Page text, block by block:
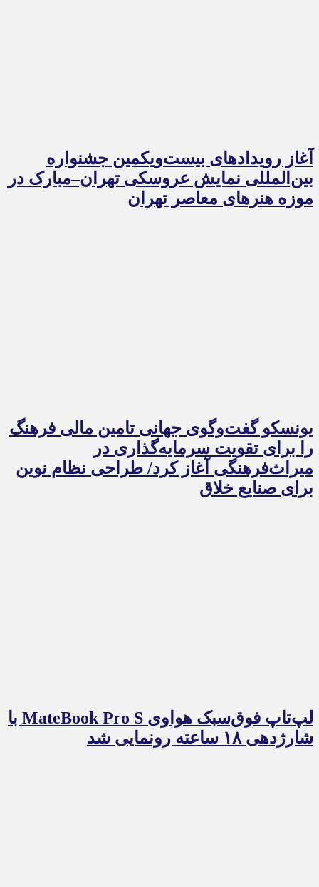
آغاز رویدادهای بیست‌ویکمین جشنواره
بین‌المللی نمایش عروسکی تهران–مبارک در
موزه هنرهای معاصر تهران
یونسکو گفت‌وگوی جهانی تامین مالی فرهنگ
را برای تقویت سرمایه‌گذاری در
میراث‌فرهنگی آغاز کرد/ طراحی نظام نوین
برای صنایع خلاق
لپ‌تاپ فوق‌سبک هواوی MateBook Pro S با
شارژدهی ۱۸ ساعته رونمایی شد